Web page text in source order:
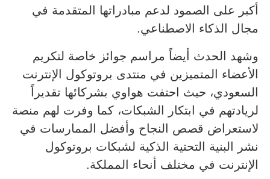
أكبر على الصمود لدعم مبادراتها المتقدمة في
مجال الذكاء الاصطناعي.
وشهد الحدث أيضاً مراسم جوائز خاصة لتكريم
الأعضاء المتميزين في منتدى بروتوكول الإنترنت
السعودي، حيث احتفت هواوي بشركائها تقديراً
لريادتهم في ابتكار الشبكات، كما وفرت لهم منصة
لاستعراض قصص النجاح وأفضل الممارسات في
نشر البنية التحتية الذكية لشبكات بروتوكول
الإنترنت في مختلف أنحاء المملكة.